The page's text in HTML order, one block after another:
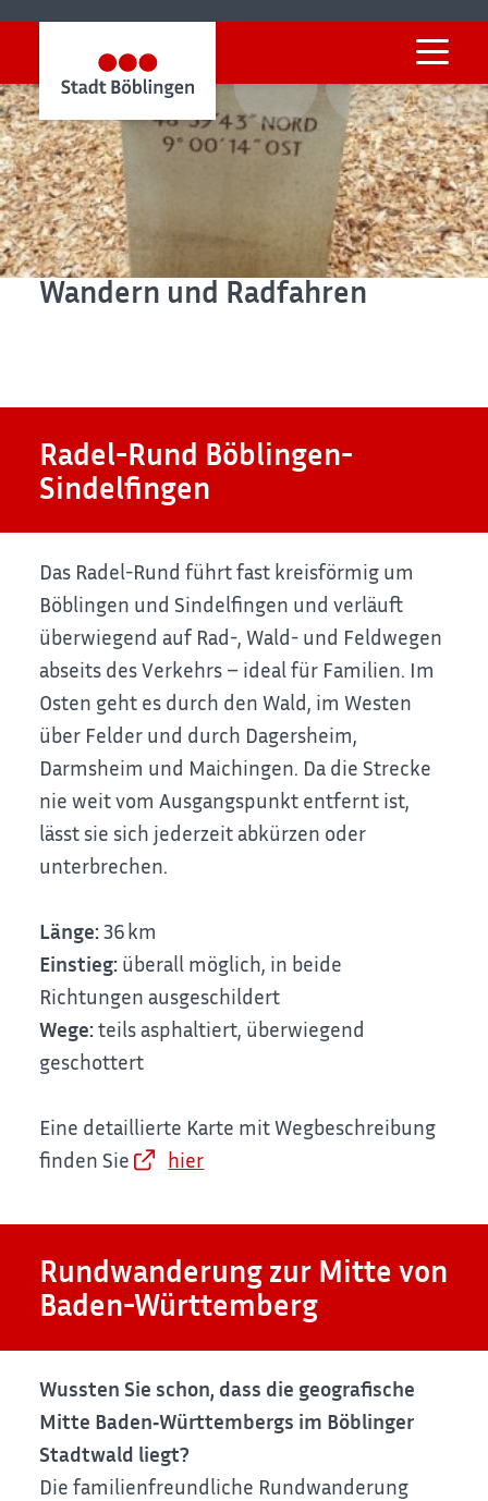
Startseite
Freizeit & Kultur
Aktiv & Erholung
Wandern und Radfahren
Wandern und Radfahren
Radel-Rund Böblingen-
Sindelfingen
Das Radel-Rund führt fast kreisförmig um
Böblingen und Sindelfingen und verläuft
überwiegend auf Rad-, Wald- und Feldwegen
abseits des Verkehrs – ideal für Familien. Im
Osten geht es durch den Wald, im Westen
über Felder und durch Dagersheim,
Darmsheim und Maichingen. Da die Strecke
nie weit vom Ausgangspunkt entfernt ist,
lässt sie sich jederzeit abkürzen oder
unterbrechen.
Länge:36 km
Einstieg: überall möglich, in beide
Richtungen ausgeschildert
Wege:teils asphaltiert, überwiegend
geschottert
Eine detaillierte Karte mit Wegbeschreibung
finden Sie
hier
Rundwanderung zur Mitte von
Baden-Württemberg
Wussten Sie schon, dass die geografische
Mitte Baden‑Württembergs im Böblinger
Stadtwald liegt?
Die familienfreundliche Rundwanderung